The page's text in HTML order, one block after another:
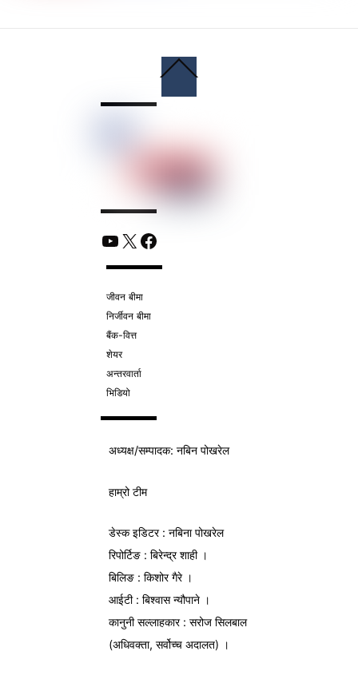
To
YouTube
X Facebook
जीवन बीमा
निर्जीवन बीमा
बैंक-वित्त
शेयर
अन्तरवार्ता
भिडियो
अध्यक्ष/सम्पादक: नबिन पोखरेल
हाम्रो टीम
डेस्क इडिटर : नबिना पोखरेल
रिपोर्टिङ : बिरेन्द्र शाही ।
बिलिङ : किशोर गैरे ।
आईटी : बिश्वास न्यौपाने ।
कानुनी सल्लाहकार : सरोज सिलबाल
(अधिवक्ता, सर्वोच्च अदालत) ।